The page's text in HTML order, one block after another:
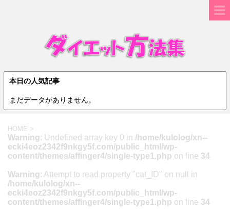
本日の人気記事
まだデータがありません。
HOME >
Warning: Undefined array key 0 in /home/kulolog/xn--
ecki4eoz2342f9nkgy5f.com/public_html/wp-
content/themes/affinger4/single-type1.php on line 34
Warning: Attempt to read property "cat_ID" on null in
/home/kulolog/xn--
ecki4eoz2342f9nkgy5f.com/public_html/wp-
content/themes/affinger4/single-type1.php on line 34